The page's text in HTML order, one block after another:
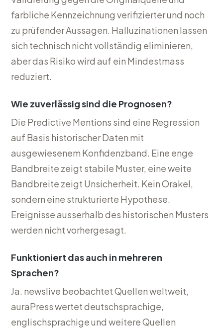
farbliche Kennzeichnung verifizierter und noch
zu prüfender Aussagen. Halluzinationen lassen
sich technisch nicht vollständig eliminieren,
aber das Risiko wird auf ein Mindestmass
reduziert.
Wie zuverlässig sind die Prognosen?
Die Predictive Mentions sind eine Regression
auf Basis historischer Daten mit
ausgewiesenem Konfidenzband. Eine enge
Bandbreite zeigt stabile Muster, eine weite
Bandbreite zeigt Unsicherheit. Kein Orakel,
sondern eine strukturierte Hypothese.
Ereignisse ausserhalb des historischen Musters
werden nicht vorhergesagt.
Funktioniert das auch in mehreren
Sprachen?
Ja. newslive beobachtet Quellen weltweit,
auraPress wertet deutschsprachige,
englischsprachige und weitere Quellen